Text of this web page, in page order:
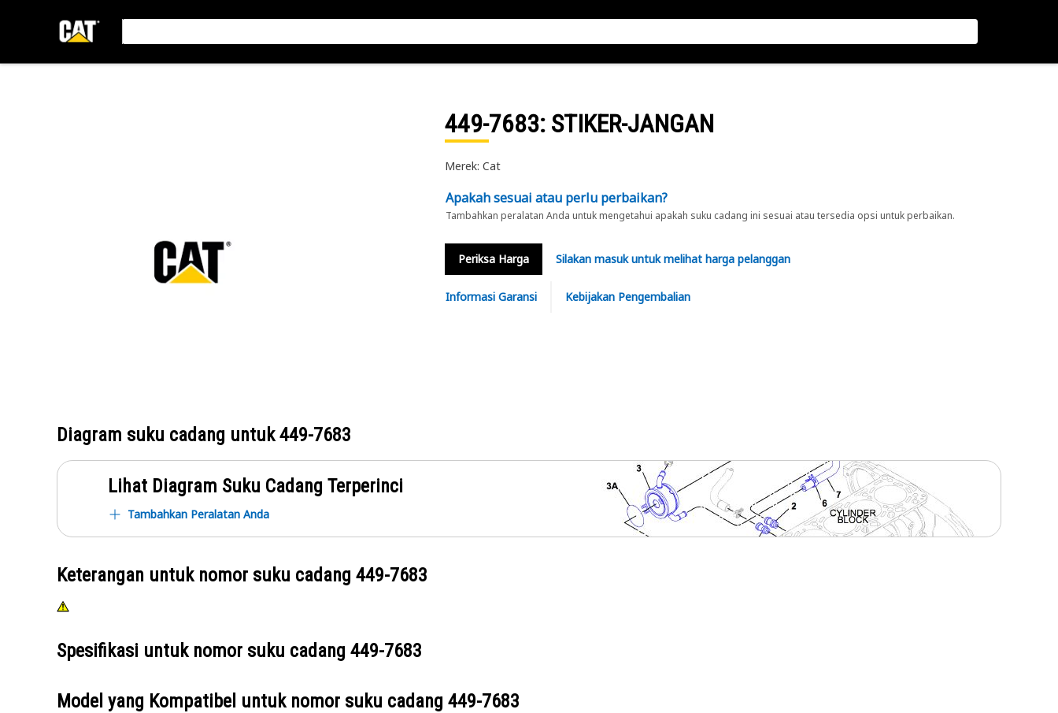
449-7683: STIKER-JANGAN
Merek: Cat
Apakah sesuai atau perlu perbaikan?
Tambahkan peralatan Anda untuk mengetahui apakah suku cadang ini sesuai atau tersedia opsi untuk perbaikan.
Periksa Harga Silakan masuk untuk melihat harga pelanggan
Informasi Garansi Kebijakan Pengembalian
Diagram suku cadang untuk449-7683
Lihat Diagram Suku Cadang Terperinci
Tambahkan Peralatan Anda
Keterangan untuk nomor suku cadang 449-7683
Spesifikasi untuk nomor suku cadang 449-7683
Model yang Kompatibel untuk nomor suku cadang 449-7683